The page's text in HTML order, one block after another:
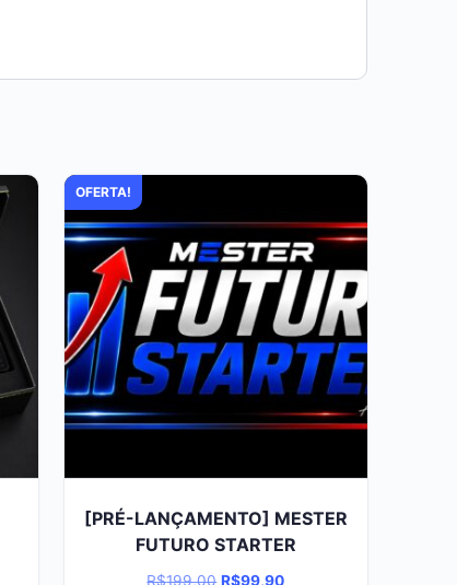
OFERTA!
[PRÉ-LANÇAMENTO] MESTER
FUTURO STARTER
R$199,00 O
R$99,90O